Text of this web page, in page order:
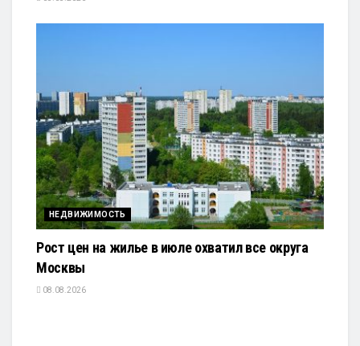
НЕДВИЖИМОСТЬ
Рост цен на жилье в июле охватил все округа
Москвы
08.08.2026